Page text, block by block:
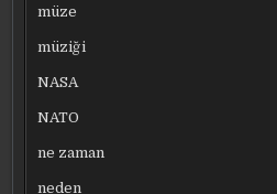
müze
müziği
NASA
NATO
ne zaman
neden